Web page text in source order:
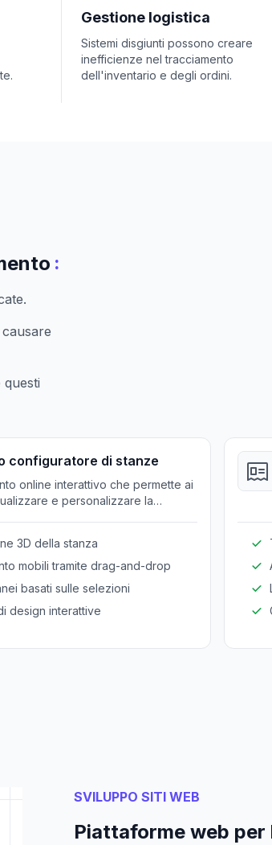
Gestione logistica
Sistemi disgiunti possono creare
inefficienze nel tracciamento
dell'inventario e degli ordini.
:
configuratore di stanze
online interattivo che permette ai
e personalizzare la
3D della stanza
mobili tramite drag-and-drop
basati sulle selezioni
design interattive
SVILUPPO SITI WEB
Piattaforme web